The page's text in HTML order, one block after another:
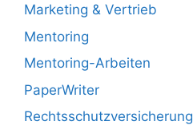
Marketing & Vertrieb
Mentoring
Mentoring-Arbeiten
PaperWriter
Rechtsschutzversicherung